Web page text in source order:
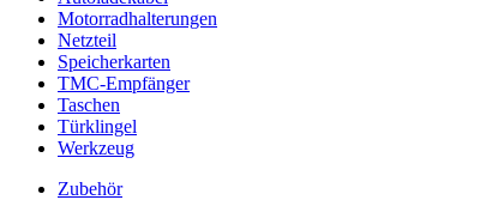
Motorradhalterungen
Netzteil
Speicherkarten
TMC-Empfänger
Taschen
Türklingel
Werkzeug
Zubehör